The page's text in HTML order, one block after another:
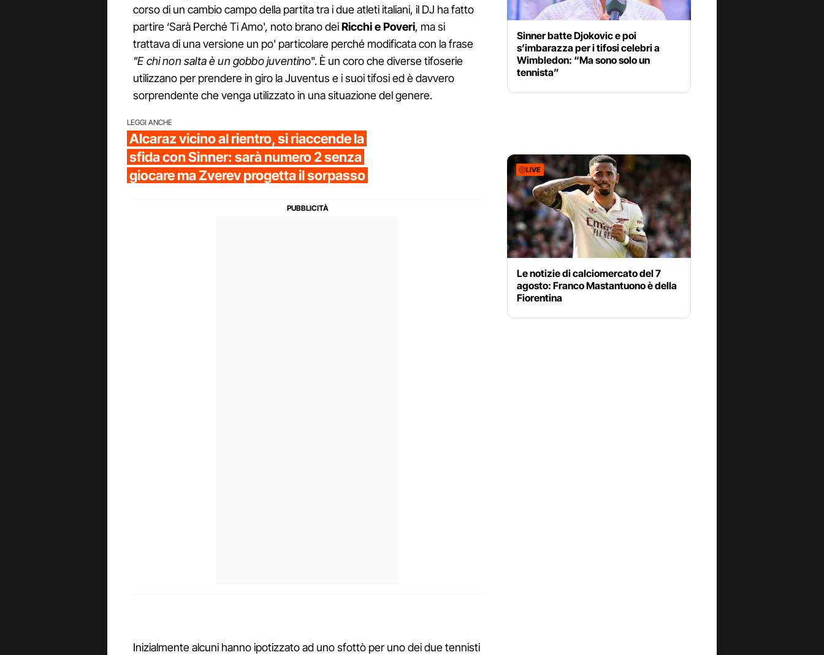
corso di un cambio campo della partita tra i due atleti italiani, il DJ ha fatto
partire ‘Sarà Perché Ti Amo', noto brano deiRicchi e Poveri, ma si
trattava di una versione un po' particolare perché modificata con la frase
"E chi non salta è un gobbo juventino". È un coro che diverse tifoserie
utilizzano per prendere in giro la Juventus e i suoi tifosi ed è davvero
sorprendente che venga utilizzato in una situazione del genere.
LEGGI ANCHE
Alcaraz vicino al rientro, si riaccende la
sfida con Sinner: sarà numero 2 senza
giocare ma Zverev progetta il sorpasso
Inizialmente alcuni hanno ipotizzato ad uno sfottò per uno dei due tennisti
Sinner batte Djokovic e poi
s’imbarazza per i tifosi celebri a
Wimbledon: “Ma sono solo un
tennista”
LIVE
Le notizie di calciomercato del 7
agosto: Franco Mastantuono è della
Fiorentina